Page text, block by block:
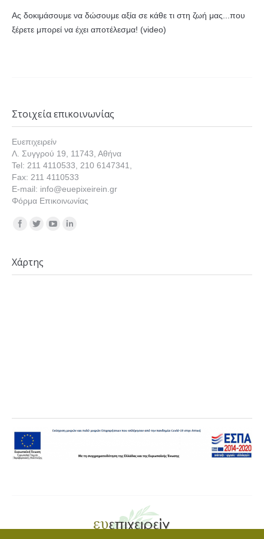
Ας δοκιμάσουμε να δώσουμε αξία σε κάθε τι στη ζωή μας...που
ξέρετε μπορεί να έχει αποτέλεσμα! (video)
Στοιχεία επικοινωνίας
Ευεπιχειρείν
Λ. Συγγρού 19, 11743, Αθήνα
Tel: 211 4110533, 210 6147341,
Fax: 211 4110533
E-mail: info@euepixeirein.gr
Φόρμα Επικοινωνίας
Find us on:
Χάρτης